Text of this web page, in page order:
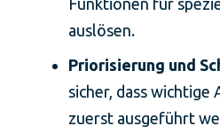
auslösen.
Priorisierung und
sicher, dass
zuerst ausgeführt